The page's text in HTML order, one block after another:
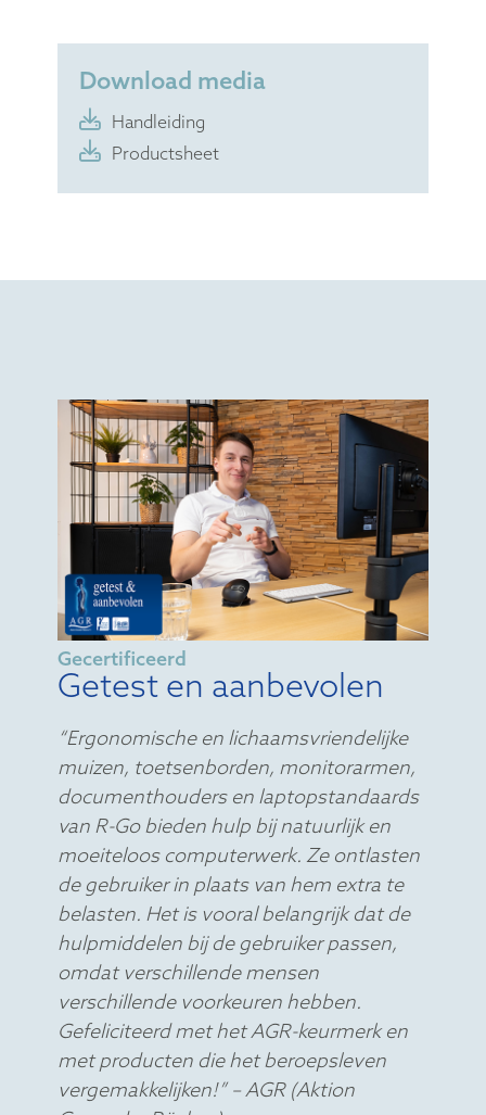
Download media
Handleiding
Productsheet
Gecertificeerd
Getest en aanbevolen
“Ergonomische en lichaamsvriendelijke
muizen, toetsenborden, monitorarmen,
documenthouders en laptopstandaards
van R-Go bieden hulp bij natuurlijk en
moeiteloos computerwerk. Ze ontlasten
de gebruiker in plaats van hem extra te
belasten. Het is vooral belangrijk dat de
hulpmiddelen bij de gebruiker passen,
omdat verschillende mensen
verschillende voorkeuren hebben.
Gefeliciteerd met het AGR-keurmerk en
met producten die het beroepsleven
vergemakkelijken!” – AGR (Aktion